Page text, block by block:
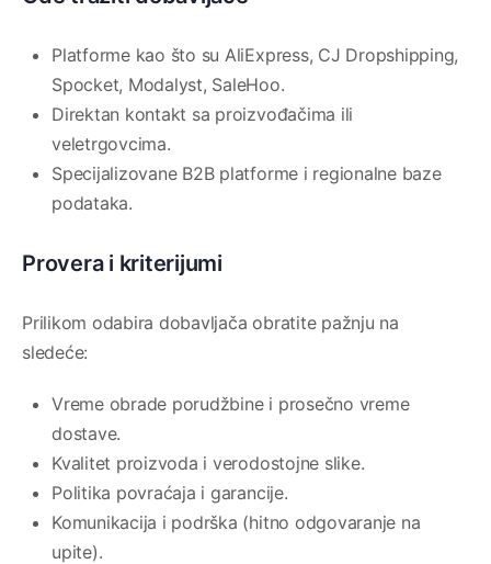
Platforme kao što su AliExpress, CJ Dropshipping,
Spocket, Modalyst, SaleHoo.
Direktan kontakt sa proizvođačima ili
veletrgovcima.
Specijalizovane B2B platforme i regionalne baze
podataka.
Provera i kriterijumi
Prilikom odabira dobavljača obratite pažnju na
sledeće:
Vreme obrade porudžbine i prosečno vreme
dostave.
Kvalitet proizvoda i verodostojne slike.
Politika povraćaja i garancije.
Komunikacija i podrška (hitno odgovaranje na
upite).